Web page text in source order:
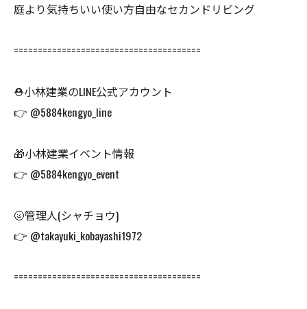
庭より気持ちいい使い方自由なセカンドリビング
=======================================
⛑小林建業のLINE公式アカウント
👉 @5884kengyo_line
🎁小林建業イベント情報
👉 @5884kengyo_event
🌝管理人(シャチョウ)
👉 @takayuki_kobayashi1972
=======================================